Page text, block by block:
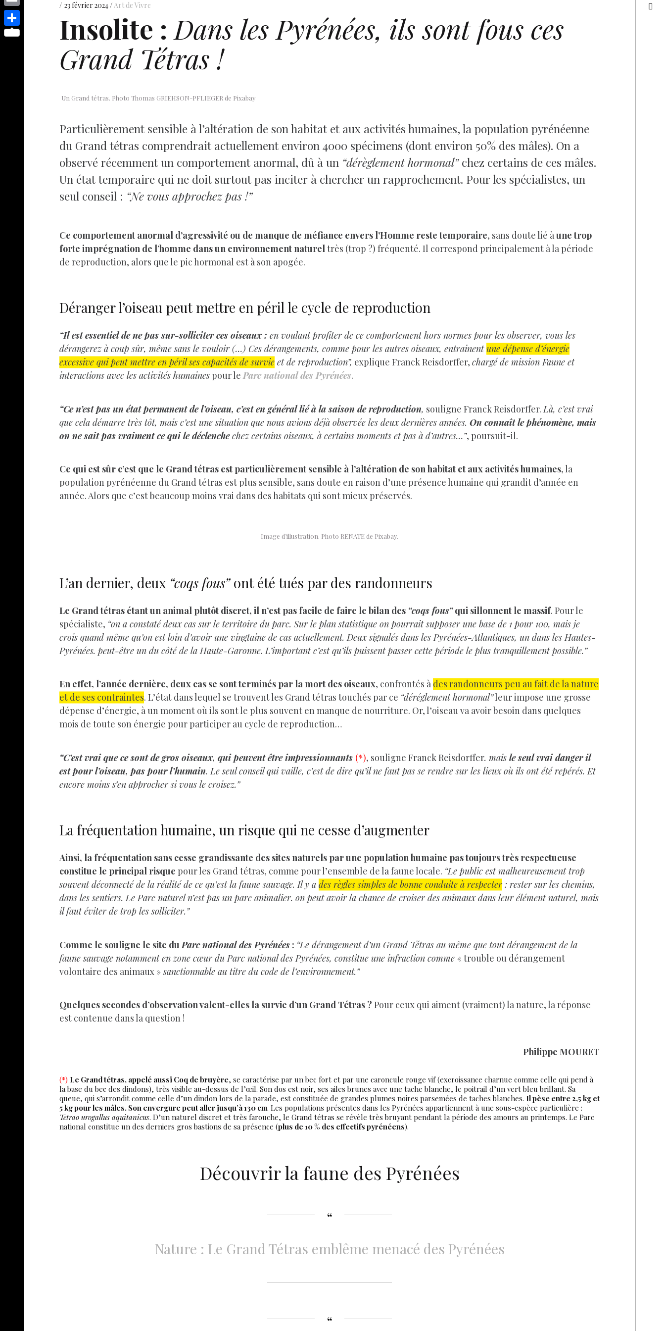
23 février 2024 Art de Vivre
Insolite : Dans les Pyrénées, ils sont fous ces
Grand Tétras !
Un Grand tétras. Photo Thomas GRIEHSON-PFLIEGER de Pixabay
Particulièrement sensible à l’altération de son habitat et aux activités humaines, la population pyrénéenne
du Grand tétras comprendrait actuellement environ 4000 spécimens (dont environ 50% des mâles). On a
observé récemment un comportement anormal, dû à un “dérèglement hormonal”chez certains de ces mâles.
Un état temporaire qui ne doit surtout pas inciter à chercher un rapprochement. Pour les spécialistes, un
seul conseil : “Ne vous approchez pas !”
Ce comportement anormal d’agressivité ou de manque de méfiance envers l’Homme reste temporaire, sans doute lié àune trop
forte imprégnation de l’homme dans un environnement natureltrès (trop ?) fréquenté. Il correspond principalement à la période
de reproduction, alors que le pic hormonal est à son apogée.
Déranger l’oiseau peut mettre en péril le cycle de reproduction
“Il est essentiel de ne pas sur-solliciter ces oiseaux : en voulant profiter de ce comportement hors normes pour les observer, vous les
dérangerez à coup sûr, même sans le vouloir (…) Ces dérangements, comme pour les autres oiseaux, entrainentune dépense d’énergie
excessive qui peut mettre en péril ses capacités de survie et de reproduction”, explique Franck Reisdorffer, chargé de mission Faune et
interactions avec les activités humainespour le Parc national des Pyrénées.
“Ce n’est pas un état permanent de l’oiseau, c’est en général lié à la saison de reproduction, souligne Franck Reisdorffer.Là, c’est vrai
que cela démarre très tôt, mais c’est une situation que nous avions déjà observée les deux dernières années. On connaît le phénomène, mais
on ne sait pas vraiment ce qui le déclenchechez certains oiseaux, à certains moments et pas à d’autres…”, poursuit-il.
Ce qui est sûr c’est que le Grand tétras est particulièrement sensible à l’altération de son habitat et aux activités humaines, la
population pyrénéenne du Grand tétras est plus sensible, sans doute en raison d’une présence humaine qui grandit d’année en
année. Alors que c’est beaucoup moins vrai dans des habitats qui sont mieux préservés.
Image d’illustration. Photo RENATE de Pixabay.
L’an dernier, deux “coqs fous”ont été tués par des randonneurs
Le Grand tétras étant un animal plutôt discret, il n’est pas facile de faire le bilan des “coqs fous”qui sillonnent le massif. Pour le
spécialiste, “on a constaté deux cas sur le territoire du parc. Sur le plan statistique on pourrait supposer une base de 1 pour 100, mais je
crois quand même qu’on est loin d’avoir une vingtaine de cas actuellement. Deux signalés dans les Pyrénées-Atlantiques, un dans les Hautes-
Pyrénées. peut-être un du côté de la Haute-Garonne. L’important c’est qu’ils puissent passer cette période le plus tranquillement possible.”
En effet, l’année dernière, deux cas se sont terminés par la mort des oiseaux, confrontés à des randonneurs peu au fait de la nature
et de ses contraintes. L’état dans lequel se trouvent les Grand tétras touchés par ce “déréglement hormonal”leur impose une grosse
dépense d’énergie, à un moment où ils sont le plus souvent en manque de nourriture. Or, l’oiseau va avoir besoin dans quelques
mois de toute son énergie pour participer au cycle de reproduction…
“C’est vrai que ce sont de gros oiseaux, qui peuvent être impressionnants (*), souligne Franck Reisdorffer. mais le seul vrai danger il
est pour l’oiseau, pas pour l’humain. Le seul conseil qui vaille, c’est de dire qu’il ne faut pas se rendre sur les lieux où ils ont été repérés. Et
encore moins s’en approcher si vous le croisez.”
La fréquentation humaine, un risque qui ne cesse d’augmenter
Ainsi, la fréquentation sans cesse grandissante des sites naturels par une population humaine pas toujours très respectueuse
constitue le principal risque pour les Grand tétras, comme pour l’ensemble de la faune locale. “Le public est malheureusement trop
souvent déconnecté de la réalité de ce qu’est la faune sauvage. Il y a des règles simples de bonne conduite à respecter : rester sur les chemins,
dans les sentiers. Le Parc naturel n’est pas un parc animalier. on peut avoir la chance de croiser des animaux dans leur élément naturel, mais
il faut éviter de trop les solliciter.”
Comme le souligne le site duParc national des Pyrénées : “Le dérangement d’un Grand Tétras au même que tout dérangement de la
faune sauvage notamment en zone cœur du Parc national des Pyrénées, constitue une infraction comme « trouble ou dérangement
volontaire des animaux »sanctionnable au titre du code de l’environnement.”
Quelques secondes d’observation valent-elles la survie d’un Grand Tétras ? Pour ceux qui aiment (vraiment) la nature, la réponse
est contenue dans la question !
Philippe MOURET
(*) Le Grand tétras, appelé aussi Coq de bruyère, se caractérise par un bec fort et par une caroncule rouge vif (excroissance charnue comme celle qui pend à
la base du bec des dindons), très visible au-dessus de l’œil. Son dos est noir, ses ailes brunes avec une tache blanche, le poitrail d’un vert bleu brillant. Sa
queue, qui s’arrondit comme celle d’un dindon lors de la parade, est constituée de grandes plumes noires parsemées de taches blanches. Il pèse entre 2,5 kg et
5 kg pour les mâles. Son envergure peut aller jusqu’à 130 cm. Les populations présentes dans les Pyrénées appartiennent à une sous-espèce particulière :
Tetrao urogallus aquitanicus. D’un naturel discret et très farouche, le Grand tétras se révèle très bruyant pendant la période des amours au printemps. Le Parc
national constitue un des derniers gros bastions de sa présence (plus de 10 % des effectifs pyrénéens).
Découvrir la faune des Pyrénées
Nature : Le Grand Tétras emblême menacé des Pyrénées
p
e
s
d
I
e
n
y
p
e
o
p
E
m
S